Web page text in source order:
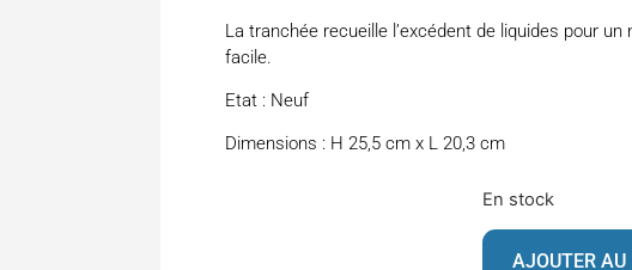
La tranchée recueille l’excédent de liquides pour un
facile.
Etat : Neuf
Dimensions : H 25,5 cm x L 20,3 cm
En stock
AJOUTER AU